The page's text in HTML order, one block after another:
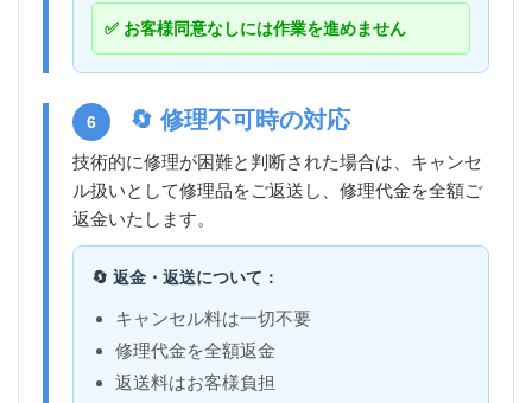
✅ お客様同意なしには作業を進めません
6 🔄 修理不可時の対応
技術的に修理が困難と判断された場合は、キャンセ
ル扱いとして修理品をご返送し、修理代金を全額ご
返金いたします。
🔄 返金・返送について：
キャンセル料は一切不要
修理代金を全額返金
返送料はお客様負担